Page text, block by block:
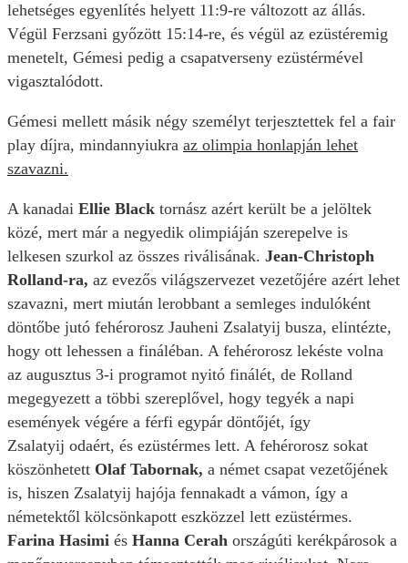
lehetséges egyenlítés helyett 11:9-re változott az állás.
Végül Ferzsani győzött 15:14-re, és végül az ezüstéremig
menetelt, Gémesi pedig a csapatverseny ezüstérmével
vigasztalódott.
Gémesi mellett másik négy személyt terjesztettek fel a fair
play díjra, mindannyiukra az olimpia honlapján lehet
szavazni.
A kanadai Ellie Black tornász azért került be a jelöltek
közé, mert már a negyedik olimpiáján szerepelve is
lelkesen szurkol az összes riválisának. Jean-Christoph
Rolland-ra, az evezős világszervezet vezetőjére azért lehet
szavazni, mert miután lerobbant a semleges indulóként
döntőbe jutó fehérorosz Jauheni Zsalatyij busza, elintézte,
hogy ott lehessen a fináléban. A fehérorosz lekéste volna
az augusztus 3-i programot nyitó finálét, de Rolland
megegyezett a többi szereplővel, hogy tegyék a napi
események végére a férfi egypár döntőjét, így
Zsalatyij odaért, és ezüstérmes lett. A fehérorosz sokat
köszönhetett Olaf Tabornak, a német csapat vezetőjének
is, hiszen Zsalatyij hajója fennakadt a vámon, így a
németektől kölcsönkapott eszközzel lett ezüstérmes.
Farina Hasimi és Hanna Cerah országúti kerékpárosok a